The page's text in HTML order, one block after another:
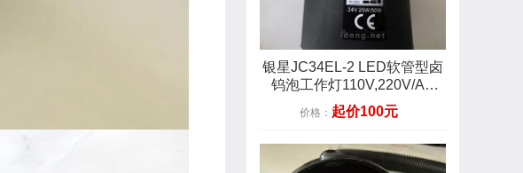
银星JC34EL-2 LED软管型卤
钨泡工作灯110V,220V/AC
3W 磁座
价格： 起价100元